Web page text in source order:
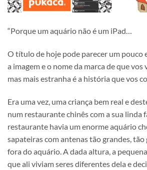
“Porque um aquário não é um iPad…
O título de hoje pode parecer um pouco
a imagem e o nome da marca de que vos
mas mais estranha é a história que vos
Era uma vez, uma criança bem real e
num restaurante chinês com a sua linda
restaurante havia um enorme aquário
sapateiras com antenas tão grandes, tão
fora do aquário. A dada altura, a
que ali viviam seres diferentes dela e